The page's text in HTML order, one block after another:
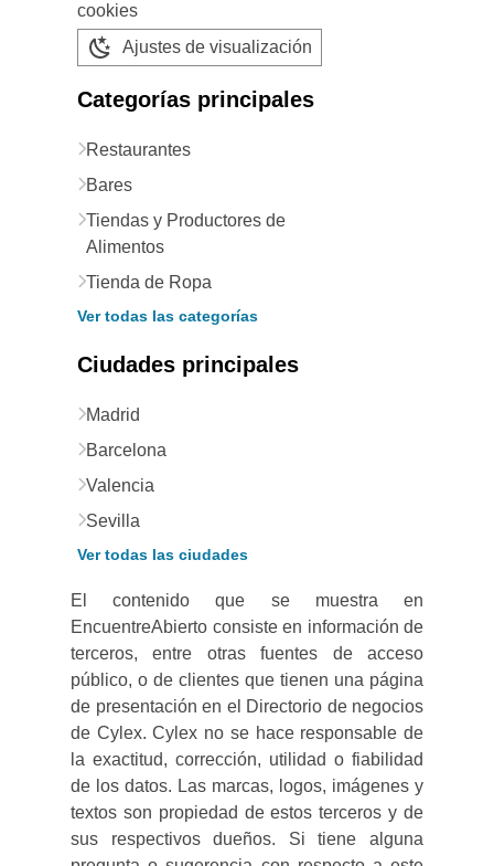
cookies
Ajustes de visualización
Categorías principales
Restaurantes
Bares
Tiendas y Productores de
Alimentos
Tienda de Ropa
Ver todas las categorías
Ciudades principales
Madrid
Barcelona
Valencia
Sevilla
Ver todas las ciudades
El contenido que se muestra en
EncuentreAbierto consiste en información de
terceros, entre otras fuentes de acceso
público, o de clientes que tienen una página
de presentación en el Directorio de negocios
de Cylex. Cylex no se hace responsable de
la exactitud, corrección, utilidad o fiabilidad
de los datos. Las marcas, logos, imágenes y
textos son propiedad de estos terceros y de
sus respectivos dueños. Si tiene alguna